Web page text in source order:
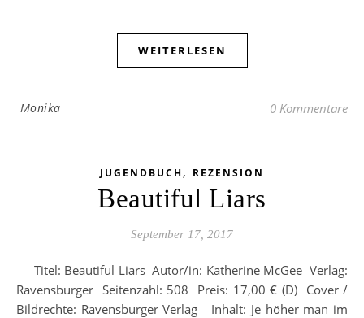
WEITERLESEN
Monika 0 Kommentare
JUGENDBUCH, REZENSION
Beautiful Liars
September 17, 2017
Titel: Beautiful Liars Autor/in: Katherine McGee Verlag:
Ravensburger Seitenzahl: 508 Preis: 17,00 € (D) Cover /
Bildrechte: Ravensburger Verlag Inhalt: Je höher man im